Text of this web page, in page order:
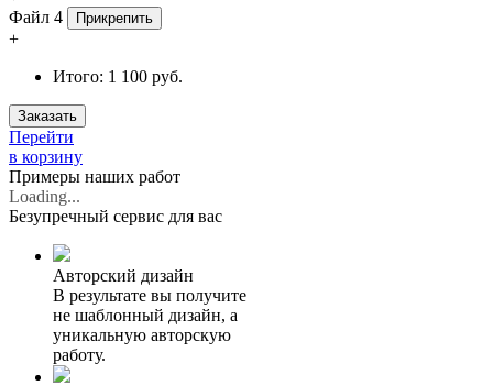
Файл 4
Прикрепить
+
Итого: 1 100 руб.
Заказать
Перейти
в корзину
Примеры наших работ
Loading...
Безупречный сервис для вас
Авторский дизайн
В результате вы получите
не шаблонный дизайн, а
уникальную авторскую
работу.